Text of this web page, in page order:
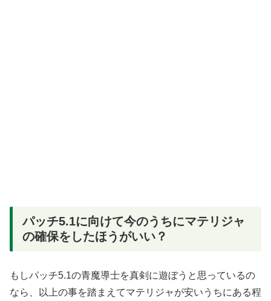
パッチ5.1に向けて今のうちにマテリジャ
の確保をしたほうがいい？
もしパッチ5.1の青魔導士を真剣に遊ぼうと思っているの
なら、以上の事を踏まえてマテリジャが安いうちにある程